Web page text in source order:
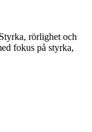
Styrka, rörlighet och
fokus på styrka,